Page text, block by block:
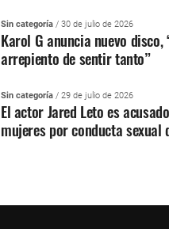
Sin categoría / 30 de julio de 2026
Karol G anuncia nuevo disco,
arrepiento de sentir tanto”
Sin categoría / 29 de julio de 2026
El actor Jared Leto es
mujeres por conducta sexual